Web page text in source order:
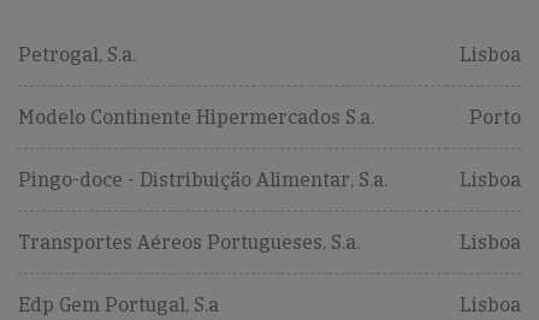
Petrogal, S.a. Lisboa
Modelo Continente Hipermercados S.a. Porto
Pingo-doce - Distribuição Alimentar, S.a. Lisboa
Transportes Aéreos Portugueses, S.a. Lisboa
Edp Gem Portugal, S.a Lisboa